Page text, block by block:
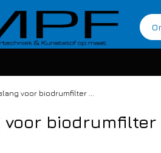
voor biodrumfilter ...
biodrumfilter